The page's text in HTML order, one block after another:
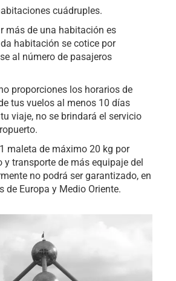
cuádruples.
más de una habitación es
habitación se cotice por
al número de pasajeros
proporciones los horarios de
tus vuelos al menos 10 días
viaje, no se brindará el servicio
maleta de máximo 20 kg por
y transporte de más equipaje del
no podrá ser garantizado, en
de Europa y Medio Oriente.